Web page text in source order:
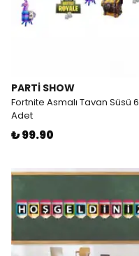
PARTİ SHOW
Fortnite Asmalı Tavan Süsü 6
Adet
₺ 99.90